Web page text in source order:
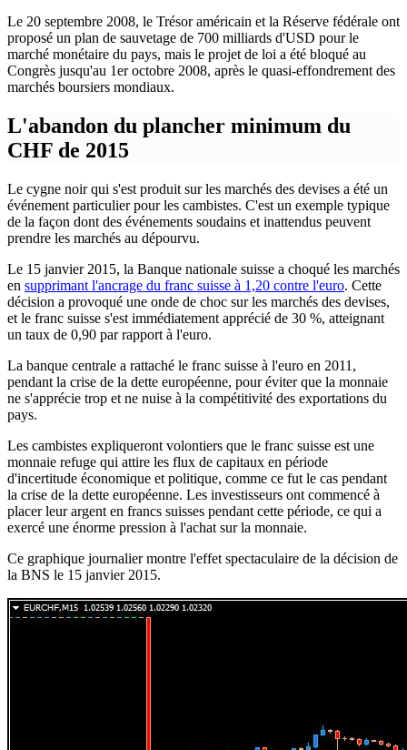
Le 20 septembre 2008, le Trésor américain et la Réserve fédérale ont
proposé un plan de sauvetage de 700 milliards d'USD pour le
marché monétaire du pays, mais le projet de loi a été bloqué au
Congrès jusqu'au 1er octobre 2008, après le quasi-effondrement des
marchés boursiers mondiaux.
L'abandon du plancher minimum du
CHF de 2015
Le cygne noir qui s'est produit sur les marchés des devises a été un
événement particulier pour les cambistes. C'est un exemple typique
de la façon dont des événements soudains et inattendus peuvent
prendre les marchés au dépourvu.
Le 15 janvier 2015, la Banque nationale suisse a choqué les marchés
en supprimant l'ancrage du franc suisse à 1,20 contre l'euro. Cette
décision a provoqué une onde de choc sur les marchés des devises,
et le franc suisse s'est immédiatement apprécié de 30 %, atteignant
un taux de 0,90 par rapport à l'euro.
La banque centrale a rattaché le franc suisse à l'euro en 2011,
pendant la crise de la dette européenne, pour éviter que la monnaie
ne s'apprécie trop et ne nuise à la compétitivité des exportations du
pays.
Les cambistes expliqueront volontiers que le franc suisse est une
monnaie refuge qui attire les flux de capitaux en période
d'incertitude économique et politique, comme ce fut le cas pendant
la crise de la dette européenne. Les investisseurs ont commencé à
placer leur argent en francs suisses pendant cette période, ce qui a
exercé une énorme pression à l'achat sur la monnaie.
Ce graphique journalier montre l'effet spectaculaire de la décision de
la BNS le 15 janvier 2015.